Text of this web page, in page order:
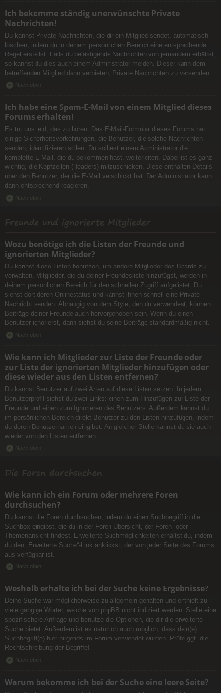
Ich bekomme ständig unerwünschte Private
Nachrichten!
Du kannst Private Nachrichten, die dir ein Mitglied sendet, automatisch
löschen, indem du in deinem persönlichen Bereich eine entsprechende
Regel erstellst. Falls du belästigende Nachrichten von jemandem erhältst,
so kannst du dies auch einem Administrator melden. Dieser kann dem
betreffenden Mitglied dann verbieten, Private Nachrichten zu versenden.
Nach oben
Ich habe eine Spam-E-Mail von einem Mitglied dieses
Forums erhalten!
Es tut uns leid, das zu hören. Das E-Mail-Formular dieses Forums hat
einige Sicherheitsvorkehrungen, die Benutzer, die solche Nachrichten
senden, identifizieren sollen. Du solltest einem Administrator die
komplette E-Mail, die du bekommen hast, weiterleiten. Dabei ist es ganz
wichtig, die Kopfzeilen (Headers) mitzuschicken. Diese enthalten Details
über den Benutzer, der die E-Mail verschickt hat. Der Administrator kann
dann entsprechend reagieren.
Nach oben
Freunde und ignorierte Mitglieder
Wozu benötige ich die Listen der Freunde und
ignorierten Mitglieder?
Du kannst diese Listen benutzen, um andere Mitglieder des Boards zu
verwalten. Mitglieder, die du deiner Freundesliste hinzufügst, werden in
deinem persönlichen Bereich für den schnellen Zugriff aufgelistet. Du
siehst dort deren Onlinestatus und kannst ihnen schnell eine Private
Nachricht senden. Abhängig von dem Style, den du verwendest, können
Beiträge deiner Freunde auch hervorgehoben sein. Wenn du einen
Benutzer ignorierst, dann siehst du seine Beiträge standardmäßig nicht.
Nach oben
Wie kann ich Mitglieder zur Liste der Freunde oder
zur Liste der ignorierten Mitglieder hinzufügen oder
diese wieder aus den Listen entfernen?
Du kannst Benutzer auf zwei Arten auf diese Listen setzen: In jedem
Benutzerprofil siehst du zwei Links: einen zum Hinzufügen zur Liste der
Freunde und einen zum Ignorieren des Benutzers. Außerdem kannst du
im persönlichen Bereich direkt Benutzer zu den Listen hinzufügen, indem
du deren Benutzernamen eingibst. An gleicher Stelle kannst du sie auch
wieder von den Listen entfernen.
Nach oben
Die Foren durchsuchen
Wie kann ich ein Forum oder mehrere Foren
durchsuchen?
Du kannst die Foren durchsuchen, indem du einen Suchbegriff in die
Suchbox eingibst, die du in der Foren-Übersicht, der Foren- oder
Themenansicht findest. Erweiterte Suchmöglichkeiten erhältst du, indem
du den „Erweiterte Suche“-Link anklickst, der von jeder Seite des Forums
aus verfügbar ist.
Nach oben
Weshalb erhalte ich bei der Suche keine Ergebnisse?
Deine Suche war möglicherweise zu allgemein gehalten und enthielt zu
viele gängige Wörter, welche von phpBB nicht indiziert werden. Stelle eine
spezifischere Anfrage und benutze die Optionen, die dir die erweiterte
Suche bietet. Außerdem ist es natürlich auch möglich, dass dein(e)
Suchbegriff(e) hier nirgends im Forum verwendet wurden. Prüfe ggf. die
Rechtschreibung der Begriffe!
Nach oben
Warum bekomme ich bei der Suche eine leere Seite?